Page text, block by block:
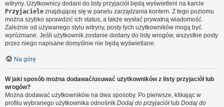
witryny. Użytkownicy dodani do listy przyjaciół będą wyświetleni na karcie
Przyjaciele znajdującej się w panelu zarządzania kontem. Z tego poziomu
można szybko sprawdzić ich status, a także wysłać prywatną wiadomość.
Zależnie od używanego stylu witryny, posty tych użytkowników mogą być
wyróżniane. Jeśli użytkownik zostanie dodany do listy wrogów, wszystkie posty
przez niego napisane domyślnie nie będą wyświetlane.
Na górę
W jaki sposób można dodawać/usuwać użytkowników z listy przyjaciół lub
wrogów?
Można dodawać użytkowników na dwa sposoby. Po pierwsze, klikając w
profilu wybranego użytkownika odnośnik Dodaj do przyjaciół lub Dodaj do